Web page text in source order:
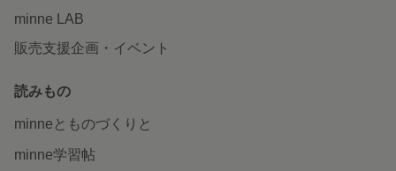
minne LAB
販売支援企画・イベント
読みもの
minneとものづくりと
minne学習帖